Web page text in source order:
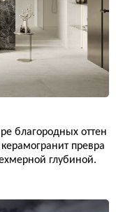
благородных оттен
превра
глубиной.